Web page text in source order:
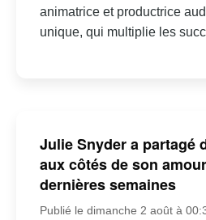
animatrice et productrice
unique, qui multiplie les
Julie Snyder a partagé
aux côtés de son
dernières semaines
Publié le dimanche 2 août à